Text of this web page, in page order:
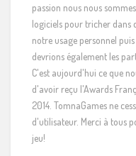
passion nous nous
logiciels pour tricher dans
notre usage personnel
devrions également les
C'est aujourd'hui ce que
d'avoir reçu l'Awards
2014. TomnaGames ne
d'utilisateur. Merci à tous
jeu!